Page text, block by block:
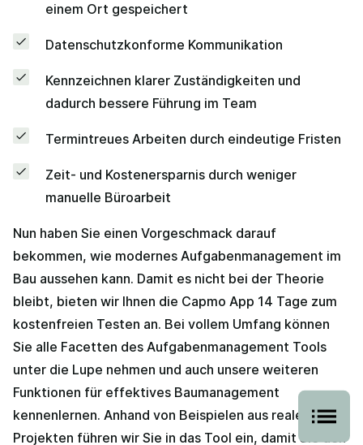
einem Ort gespeichert
Datenschutzkonforme Kommunikation
Kennzeichnen klarer Zuständigkeiten und
dadurch bessere Führung im Team
Termintreues Arbeiten durch eindeutige Fristen
Zeit- und Kostenersparnis durch weniger
manuelle Büroarbeit
Nun haben Sie einen Vorgeschmack darauf
bekommen, wie modernes Aufgabenmanagement im
Bau aussehen kann. Damit es nicht bei der Theorie
bleibt, bieten wir Ihnen die Capmo App 14 Tage zum
kostenfreien Testen an. Bei vollem Umfang können
Sie alle Facetten des Aufgabenmanagement Tools
unter die Lupe nehmen und auch unsere weiteren
Funktionen für effektives Baumanagement
kennenlernen. Anhand von Beispielen aus realen
Projekten führen wir Sie in das Tool ein, damit Sie den